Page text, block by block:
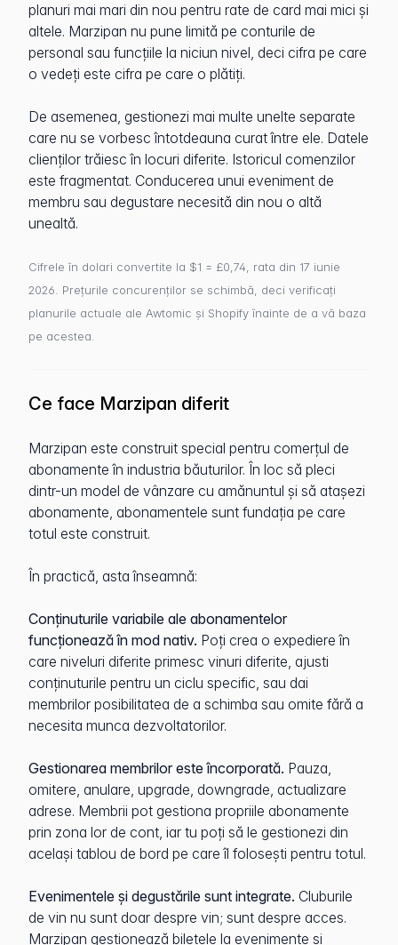
planuri mai mari din nou pentru rate de card mai mici și
altele. Marzipan nu pune limită pe conturile de
personal sau funcțiile la niciun nivel, deci cifra pe care
o vedeți este cifra pe care o plătiți.
De asemenea, gestionezi mai multe unelte separate
care nu se vorbesc întotdeauna curat între ele. Datele
clienților trăiesc în locuri diferite. Istoricul comenzilor
este fragmentat. Conducerea unui eveniment de
membru sau degustare necesită din nou o altă
unealtă.
Cifrele în dolari convertite la $1 = £0,74, rata din 17 iunie
2026. Prețurile concurenților se schimbă, deci verificați
planurile actuale ale Awtomic și Shopify înainte de a vă baza
pe acestea.
Ce face Marzipan diferit
Marzipan este construit special pentru comerțul de
abonamente în industria băuturilor. În loc să pleci
dintr-un model de vânzare cu amănuntul și să atașezi
abonamente, abonamentele sunt fundația pe care
totul este construit.
În practică, asta înseamnă:
Conținuturile variabile ale abonamentelor
funcționează în mod nativ. Poți crea o expediere în
care niveluri diferite primesc vinuri diferite, ajusti
conținuturile pentru un ciclu specific, sau dai
membrilor posibilitatea de a schimba sau omite fără a
necesita munca dezvoltatorilor.
Gestionarea membrilor este încorporată. Pauza,
omitere, anulare, upgrade, downgrade, actualizare
adrese. Membrii pot gestiona propriile abonamente
prin zona lor de cont, iar tu poți să le gestionezi din
același tablou de bord pe care îl folosești pentru totul.
Evenimentele și degustările sunt integrate. Cluburile
de vin nu sunt doar despre vin; sunt despre acces.
Marzipan gestionează biletele la evenimente și